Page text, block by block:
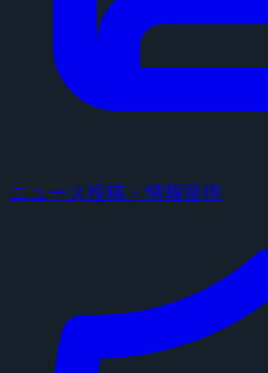
ニュース投稿・情報提供